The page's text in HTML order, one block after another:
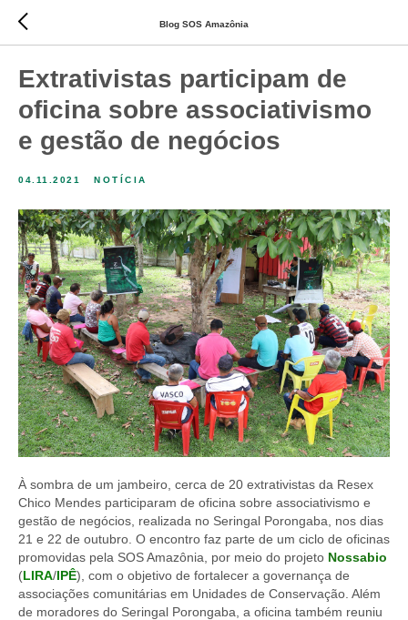
Blog SOS Amazônia
Extrativistas participam de
oficina sobre associativismo
e gestão de negócios
04.11.2021 NOTÍCIA
À sombra de um jambeiro, cerca de 20 extrativistas da Resex
Chico Mendes participaram de oficina sobre associativismo e
gestão de negócios, realizada no Seringal Porongaba, nos dias
21 e 22 de outubro. O encontro faz parte de um ciclo de oficinas
promovidas pela SOS Amazônia, por meio do projeto Nossabio
(LIRA/IPÊ), com o objetivo de fortalecer a governança de
associações comunitárias em Unidades de Conservação. Além
de moradores do Seringal Porongaba, a oficina também reuniu